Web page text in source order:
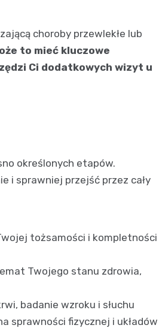
choroby przewlekłe lub
to mieć kluczowe
Ci dodatkowych wizyt u
określonych etapów.
i sprawniej przejść przez cały
tożsamości i kompletności
Twojego stanu zdrowia,
badanie wzroku i słuchu
sprawności fizycznej i układów